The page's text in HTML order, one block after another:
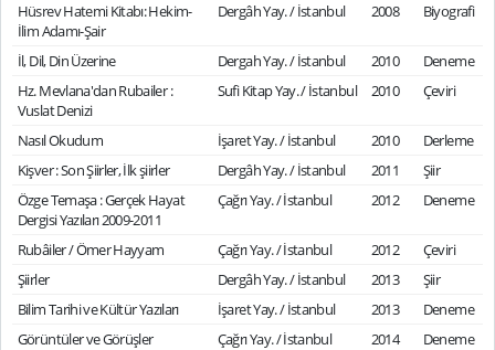
Hüsrev Hatemi Kitabı: Hekim-
İlim Adamı-Şair
Dergâh Yay. / İstanbul 2008 Biyografi
İl, Dil, Din Üzerine Dergah Yay. / İstanbul 2010
Deneme
Hz. Mevlana'dan Rubailer :
Vuslat Denizi
Sufi Kitap Yay. / İstanbul 2010 Çeviri
Nasıl Okudum İşaret Yay. / İstanbul 2010
Derleme
Kişver : Son Şiirler, İlk şiirler
Dergâh Yay. / İstanbul 2011
Şiir
Özge Temaşa : Gerçek Hayat
Dergisi Yazıları 2009-2011
Çağrı Yay. / İstanbul 2012 Deneme
Rubâiler / Ömer Hayyam Çağrı Yay. / İstanbul 2012
Çeviri
Şiirler
Dergâh Yay. / İstanbul 2013
Şiir
Bilim Tarihi ve Kültür Yazıları
İşaret Yay. / İstanbul 2013
Deneme
Görüntüler ve Görüşler
Çağrı Yay. / İstanbul 2014
Deneme